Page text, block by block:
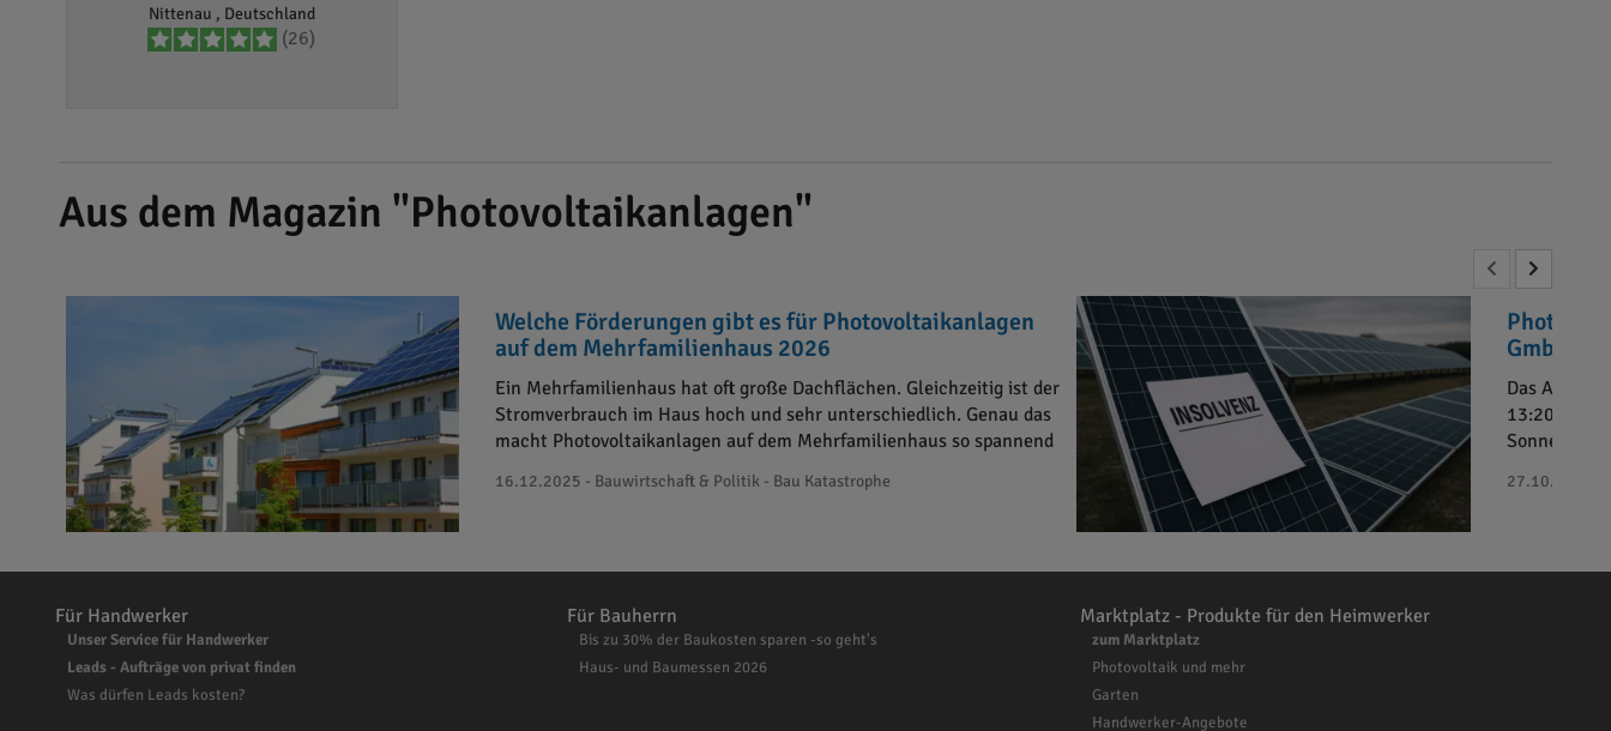
Nittenau , Deutschland
(26)
Aus dem Magazin "Photovoltaikanlagen"
Welche Förderungen gibt es für Photovoltaikanlagen
auf dem Mehrfamilienhaus 2026
Ein Mehrfamilienhaus hat oft große Dachflächen. Gleichzeitig ist der
Stromverbrauch im Haus hoch und sehr unterschiedlich. Genau das
macht Photovoltaikanlagen auf dem Mehrfamilienhaus so spannend
16.12.2025 - Bauwirtschaft & Politik - Bau Katastrophe
GmbH“
Das
13:20 Uhr
27.10.2025 -
Für Handwerker
Unser Service für Handwerker
Leads - Aufträge von privat finden
Was dürfen Leads kosten?
Für Bauherrn
Bis zu 30% der Baukosten sparen -so geht's
Haus- und Baumessen 2026
Marktplatz - Produkte für den Heimwerker
zum Marktplatz
Photovoltaik und mehr
Garten
Handwerker-Angebote